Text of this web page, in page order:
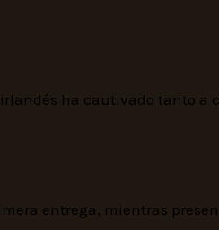
ha cautivado
entrega, mientras